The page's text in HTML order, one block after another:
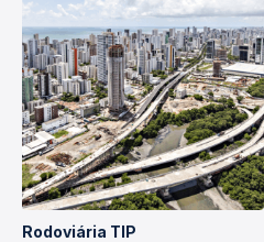
Rodoviária TIP